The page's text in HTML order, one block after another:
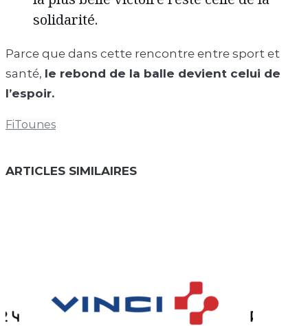
solidarité.
Parce que dans cette rencontre entre sport et
santé, le rebond de la balle devient celui de
l’espoir.
FiTounes
ARTICLES SIMILAIRES